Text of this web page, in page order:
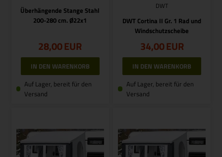
Überhängende Stange Stahl
200-280 cm. Ø22x1
28,00EUR
Auf Lager, bereit für den
Versand
DWT
DWT Cortina II Gr. 1 Rad und
Windschutzscheibe
34,00EUR
Auf Lager, bereit für den
Versand